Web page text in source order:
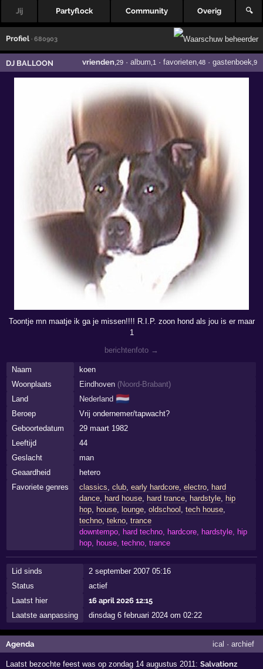
Jij Partyflock Community Overig 🔍
Profiel · 680903
DJ BALLOON vrienden ,29· album ,1 · favorieten,48· gastenboek ,9
Toontje mn maatje ik ga je missen!!!! R.I.P. zoon hond als jou is er maar
1
berichtenfoto →
Naam
koen
Woonplaats
Eindhoven (Noord-Brabant)
Land
Nederland 🇳🇱
Beroep
Vrij ondernemer/tapwacht?
Geboortedatum
29 maart 1982
Leeftijd
44
Geslacht
man
Geaardheid
hetero
Favoriete genres
classics club, early hardcore, electro,
hard
dance, hard house, hard trance, hardstyle,
hip
hop, house, lounge, oldschool tech house,
techno, tekno, trance
downtempo, hard techno, hardcore, hardstyle, hip
hop, house, techno, trance
Lid sinds
2 september 2007 05:16
Status
actief
Laatst hier
16 april 2026 12:15
Laatste aanpassing
dinsdag 6 februari 2024 om 02:22
Agenda ical · archief
Laatst bezochte feest was op zondag 14 augustus 2011:Salvationz